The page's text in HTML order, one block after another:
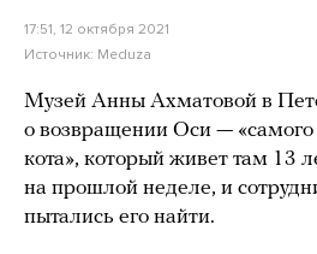
17:51, 12 октября 2021
Источник: Meduza
Музей Анны Ахматовой в
о возвращении Оси — «самого
кота», который живет там 13
на прошлой неделе, и
пытались его найти.